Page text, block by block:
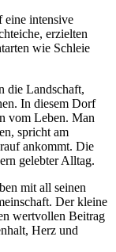
eine intensive
erzielten
wie Schleie
die Landschaft,
In diesem Dorf
vom Leben. Man
spricht am
ankommt. Die
gelebter Alltag.
mit all seinen
Der kleine
wertvollen Beitrag
Herz und